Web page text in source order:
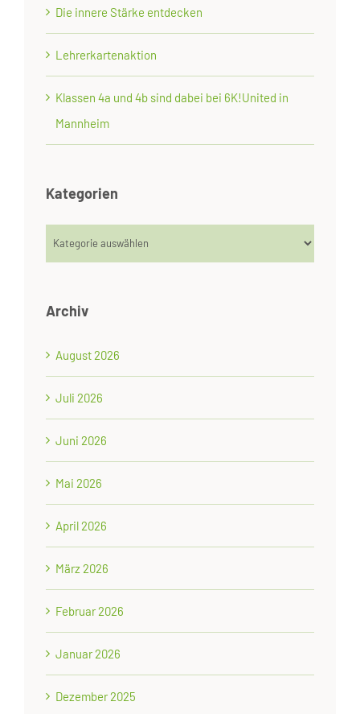
Die innere Stärke entdecken
Lehrerkartenaktion
Klassen 4a und 4b sind dabei bei 6K!United in
Mannheim
Kategorien
Kategorien
Archiv
August 2026
Juli 2026
Juni 2026
Mai 2026
April 2026
März 2026
Februar 2026
Januar 2026
Dezember 2025